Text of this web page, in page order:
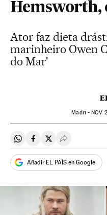
Hemsworth,
Ator faz dieta
marinheiro Owen
do Mar'
Madri -NOV
Compartir en Whatsapp
Compartir en
Compartir en
Desplegar
Añadir EL PAÍS en Google